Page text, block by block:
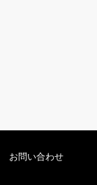
お問い合わせ